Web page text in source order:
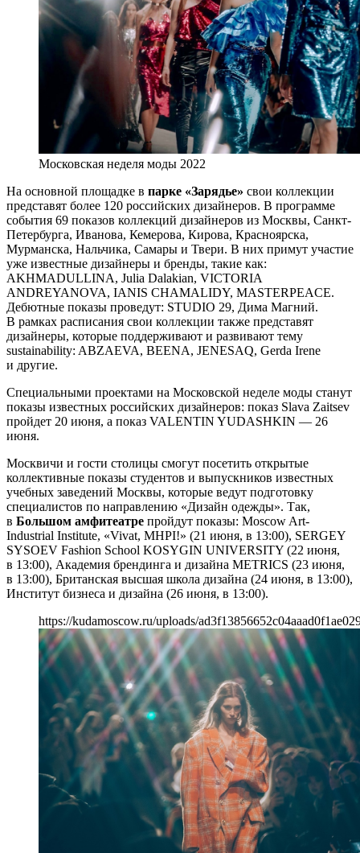
Московская неделя моды 2022
На основной площадке в парке «Зарядье» свои коллекции
представят более 120 российских дизайнеров. В программе
события 69 показов коллекций дизайнеров из Москвы, Санкт-
Петербурга, Иванова, Кемерова, Кирова, Красноярска,
Мурманска, Нальчика, Самары и Твери. В них примут участие
уже известные дизайнеры и бренды, такие как:
AKHMADULLINA, Julia Dalakian, VICTORIA
ANDREYANOVA, IANIS CHAMALIDY, MASTERPEACE.
Дебютные показы проведут: STUDIO 29, Дима Магний.
В рамках расписания свои коллекции также представят
дизайнеры, которые поддерживают и развивают тему
sustainability: ABZAEVA, BEENA, JENESAQ, Gerda Irene
и другие.
Специальными проектами на Московской неделе моды станут
показы известных российских дизайнеров: показ Slava Zaitsev
пройдет 20 июня, а показ VALENTIN YUDASHKIN — 26
июня.
Москвичи и гости столицы смогут посетить открытые
коллективные показы студентов и выпускников известных
учебных заведений Москвы, которые ведут подготовку
специалистов по направлению «Дизайн одежды». Так,
в Большом амфитеатре пройдут показы: Moscow Art-
Industrial Institute, «Vivat, MHPI!» (21 июня, в 13:00), SERGEY
SYSOEV Fashion School KOSYGIN UNIVERSITY (22 июня,
в 13:00), Академия брендинга и дизайна METRICS (23 июня,
в 13:00), Британская высшая школа дизайна (24 июня, в 13:00),
Институт бизнеса и дизайна (26 июня, в 13:00).
https://kudamoscow.ru/uploads/